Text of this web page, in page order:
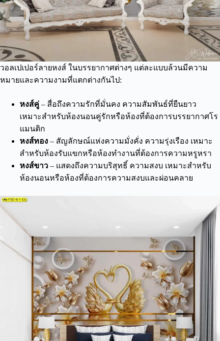
วอลเปเปอร์ลายหงส์ ในบรรยากาศต่างๆ แต่ละแบบล้วนมีความ
หมายและความงามที่แตกต่างกันไป:
หงส์คู่ – สื่อถึงความรักที่มั่นคง ความสัมพันธ์ที่ยืนยาว
เหมาะสำหรับห้องนอนคู่รักหรือห้องที่ต้องการบรรยากาศโร
แมนติก
หงส์ทอง – สัญลักษณ์แห่งความมั่งคั่ง ความรุ่งเรือง เหมาะ
สำหรับห้องรับแขกหรือห้องทำงานที่ต้องการความหรูหรา
หงส์ขาว – แสดงถึงความบริสุทธิ์ ความสงบ เหมาะสำหรับ
ห้องนอนหรือห้องที่ต้องการความสงบและผ่อนคลาย